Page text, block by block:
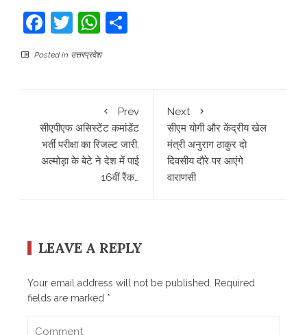
Facebook
TwitterWhatsApp
Posted in उत्तरप्रदेश
Prev
सीएपीएफ असिस्टेंट कमांडेंट
भर्ती परीक्षा का रिजल्ट जारी,
अल्मोड़ा के बेटे ने देश में पाई
16वीं रैंक…
Next
सीएम योगी और केंद्रीय खेल
मंत्री अनुराग ठाकुर दो
दिवसीय दौरे पर आएंगे
वाराणसी
LEAVE A REPLY
Your email address will not be published.
Required
fields are marked *